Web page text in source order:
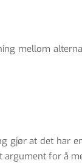
mellom
gjør at det har
for å